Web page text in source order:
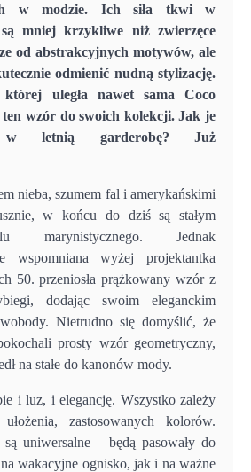
w modzie. Ich siła tkwi w
mniej krzykliwe niż zwierzęce
od abstrakcyjnych motywów, ale
odmienić nudną stylizację.
uległa nawet sama Coco
ten wzór do swoich kolekcji. Jak je
w letnią garderobę? Już
nieba, szumem fal i amerykańskimi
w końcu do dziś są stałym
marynistycznego. Jednak
wspomniana wyżej projektantka
50. przeniosła prążkowany wzór z
dodając swoim eleganckim
Nietrudno się domyślić, że
prosty wzór geometryczny,
na stałe do kanonów mody.
i luz, i elegancję. Wszystko zależy
zastosowanych kolorów.
uniwersalne – będą pasowały do
wakacyjne ognisko, jak i na ważne